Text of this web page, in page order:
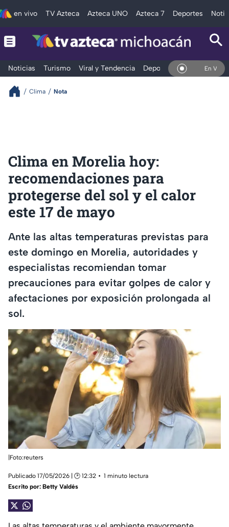
en vivo TV Azteca Azteca UNO Azteca 7 Deportes
Noticias Turismo Viral y Tendencia Deportes Espectáculos
En Vivo
Clima Nota
Clima en Morelia hoy:
recomendaciones para
protegerse del sol y el calor
este 17 de mayo
Ante las altas temperaturas previstas para
este domingo en Morelia, autoridades y
especialistas recomiendan tomar
precauciones para evitar golpes de calor y
afectaciones por exposición prolongada al
sol.
|Foto:reuters
Publicado 17/05/2026 | 🕑 12:32
1 minuto lectura
Escrito por: Betty Valdés